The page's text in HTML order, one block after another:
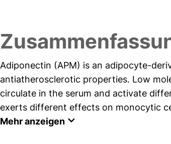
Adiponectin (APM) is an adipocyte-
antiatherosclerotic properties. Low
circulate in the serum and activate
exerts different effects on monocytic
Mehr anzeigen